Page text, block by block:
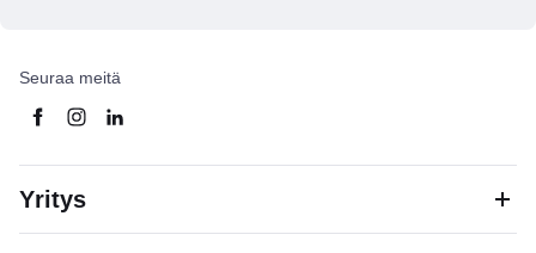
Seuraa meitä
Yritys